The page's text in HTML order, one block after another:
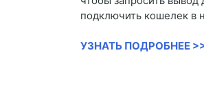
подключить кошелек в
УЗНАТЬ ПОДРОБНЕЕ